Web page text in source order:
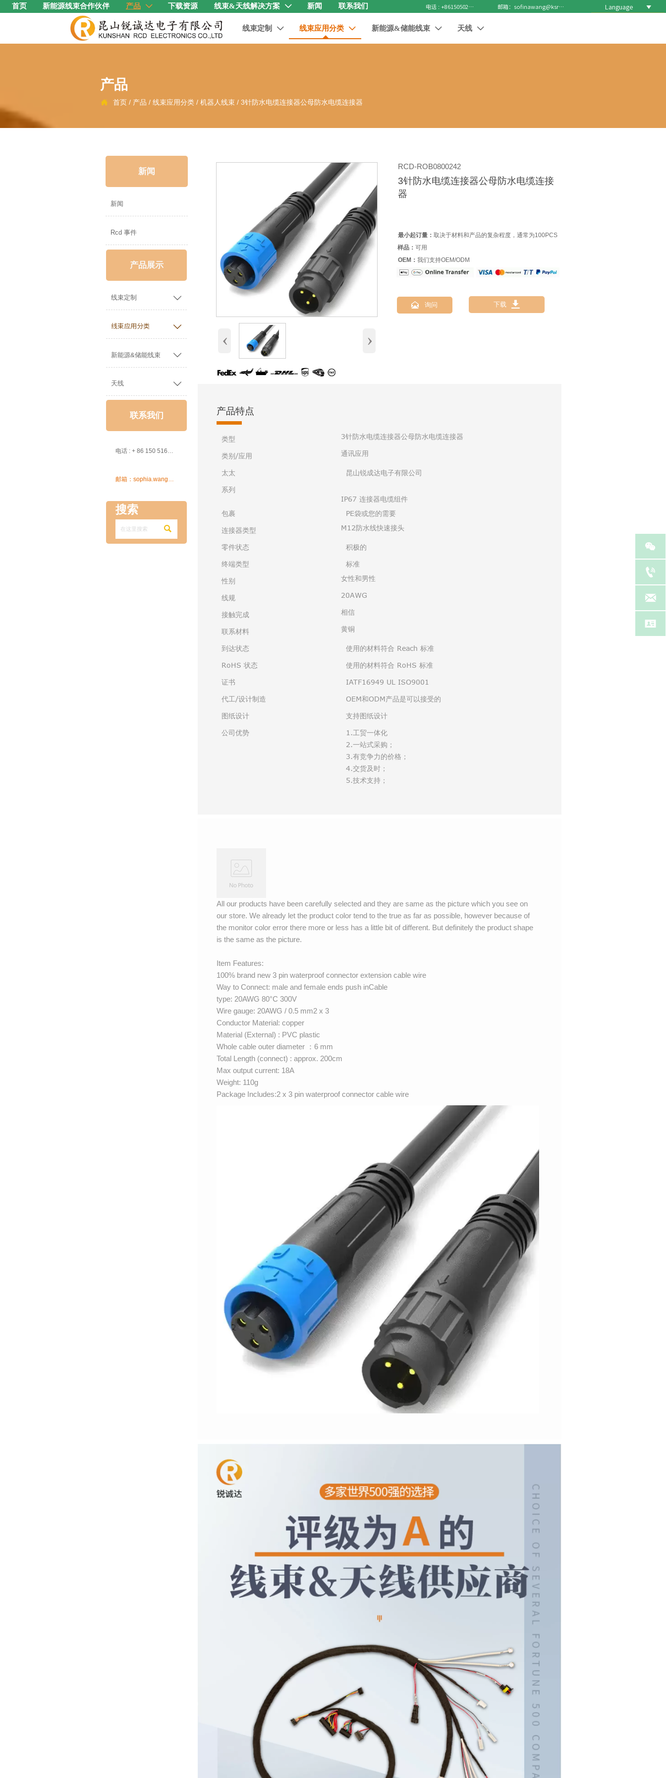
首页 新能源线束合作伙伴 产品  下载资源 线束&天线解决方案  新闻 联系我们 电话 : +8615050271688 邮箱：sofinawang@ksrcd.com Language 
线束定制  线束应用分类  新能源&储能线束  天线 
产品
 首页 / 产品 /线束应用分类 /机器人线束 /3针防水电缆连接器公母防水电缆连接器
新闻
新闻
Rcd 事件
产品展示
线束定制 
线束应用分类 
新能源&储能线束 
天线 
联系我们
电话 : + 86 150 5162 5639

搜索

‹ ›
RCD-ROB0800242
3针防水电缆连接器公母防水电缆连接
器
最小起订量： 取决于材料和产品的复杂程度，通常为100PCS
样品：可用
OEM： 我们支持OEM/ODM
 询问 下载 
产品特点
类型 3针防水电缆连接器公母防水电缆连接器
类别/应用 通讯应用
太太
昆山锐成达电子有限公司
系列
IP67 连接器电缆组件
包裹
PE袋或您的需要
连接器类型
M12防水线快速接头
零件状态
积极的
终端类型
标准
性别
女性和男性
线规 20AWG
接触完成 相信
联系材料 黄铜
到达状态
使用的材料符合 Reach 标准
RoHS 状态
使用的材料符合 RoHS 标准
证书
IATF16949 UL ISO9001
代工/设计制造
OEM和ODM产品是可以接受的
图纸设计
支持图纸设计
公司优势
1.工贸一体化
2.一站式采购；
3.有竞争力的价格；
4.交货及时；
5.技术支持；
All our products have been carefully selected and they are same as the picture which you see on
our store. We already let the product color tend to the true as far as possible, however because of
the monitor color error there more or less has a little bit of different. But definitely the product shape
is the same as the picture.
Item Features:
100% brand new 3 pin waterproof connector extension cable wire
Way to Connect: male and female ends push inCable
type: 20AWG 80°C 300V
Wire gauge: 20AWG / 0.5 mm2 x 3
Conductor Material: copper
Material (External) : PVC plastic
Whole cable outer diameter ：6 mm
Total Length (connect) : approx. 200cm
Max output current: 18A
Weight: 110g
Package Includes:2 x 3 pin waterproof connector cable wire



